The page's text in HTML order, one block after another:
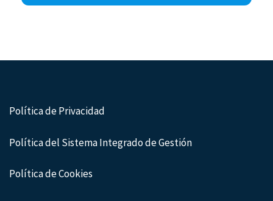
Política de Privacidad
Política del Sistema Integrado de Gestión
Política de Cookies